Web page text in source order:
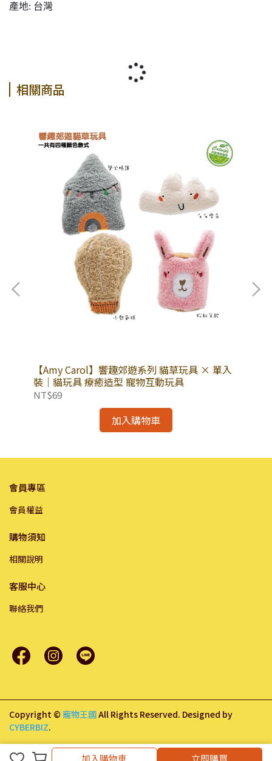
加入購物車
加入購物車 立即購買
產地: 台灣
相關商品
【Amy Carol】響趣郊遊系列 貓草玩具 × 單入
裝｜貓玩具 療癒造型 寵物互動玩具
NT$69
加入購物車
會員專區
會員權益
購物須知
相關說明
客服中心
聯絡我們
Copyright © 寵物王國All Rights Reserved. Designed by
CYBERBIZ.